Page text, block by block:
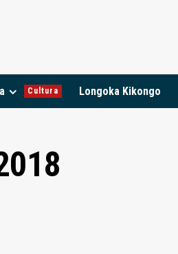
Cultura Longoka Kikongo